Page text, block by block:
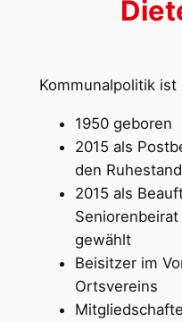
Kommunalpolitik ist
1950 geboren
2015 als
den
2015 als
gewählt
Beisitzer im
Ortsvereins